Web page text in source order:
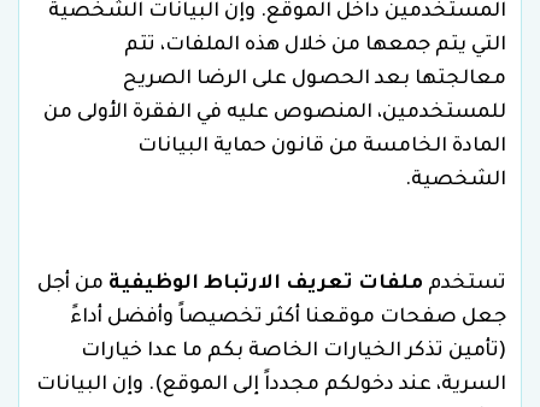
المستخدمين داخل الموقع. وإن البيانات الشخصية
التي يتم جمعها من خلال هذه الملفات، تتم
معالجتها بعد الحصول على الرضا الصريح
للمستخدمين، المنصوص عليه في الفقرة الأولى من
المادة الخامسة من قانون حماية البيانات
الشخصية.
تستخدم ملفات تعريف الارتباط الوظيفية من أجل
جعل صفحات موقعنا أكثر تخصيصاً وأفضل أداءً
(تأمين تذكر الخيارات الخاصة بكم ما عدا خيارات
السرية، عند دخولكم مجدداً إلى الموقع). وإن البيانات